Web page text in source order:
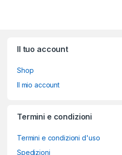
Il tuo account
Shop
Il mio account
Termini e condizioni
Termini e condizioni d'uso
Spedizioni